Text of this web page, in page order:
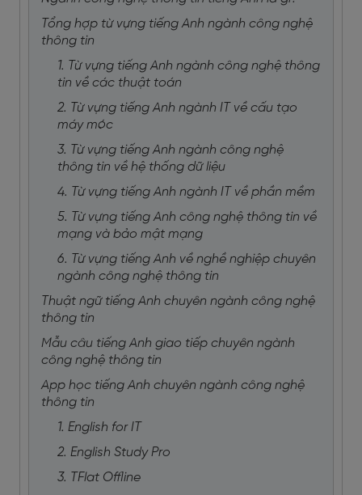
Tổng hợp từ vựng tiếng Anh ngành công nghệ
thông tin
1. Từ vựng tiếng Anh ngành công nghệ thông
tin về các thuật toán
2. Từ vựng tiếng Anh ngành IT về cấu tạo
máy móc
3. Từ vựng tiếng Anh ngành công nghệ
thông tin về hệ thống dữ liệu
4. Từ vựng tiếng Anh ngành IT về phần mềm
5. Từ vựng tiếng Anh công nghệ thông tin về
mạng và bảo mật mạng
6. Từ vựng tiếng Anh về nghề nghiệp chuyên
ngành công nghệ thông tin
Thuật ngữ tiếng Anh chuyên ngành công nghệ
thông tin
Mẫu câu tiếng Anh giao tiếp chuyên ngành
công nghệ thông tin
App học tiếng Anh chuyên ngành công nghệ
thông tin
1. English for IT
2. English Study Pro
3. TFlat Offline